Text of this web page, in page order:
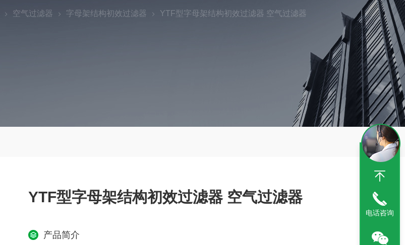
空气过滤器 字母架结构初效过滤器 YTF型字母架结构初效过滤器 空气过滤器
YTF型字母架结构初效过滤器 空气过滤器
产品简介
电话咨询